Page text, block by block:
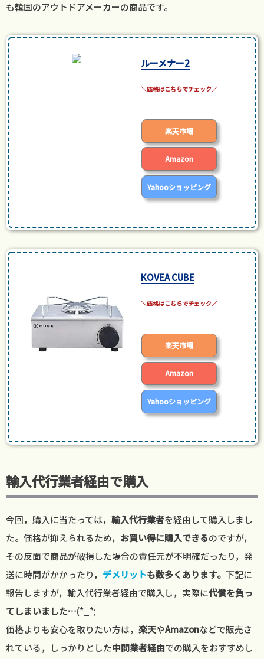
も韓国のアウトドアメーカーの商品です。
ルーメナー2
楽天市場
Amazon
Yahooショッピング
KOVEA CUBE
楽天市場
Amazon
Yahooショッピング
輸入代行業者経由で購入
今回，購入に当たっては， 輸入代行業者を経由して購入しまし
た。価格が抑えられるため， お買い得に購入できるのですが，
その反面で商品が破損した場合の責任元が不明確だったり，発
送に時間がかかったり， デメリットも数多くあります。 下記に
報告しますが，輸入代行業者経由で購入し，実際に代償を負っ
てしまいました…(*_*;
価格よりも安心を取りたい方は， 楽天やAmazonなどで販売さ
れている，しっかりとした中間業者経由での購入をおすすめし